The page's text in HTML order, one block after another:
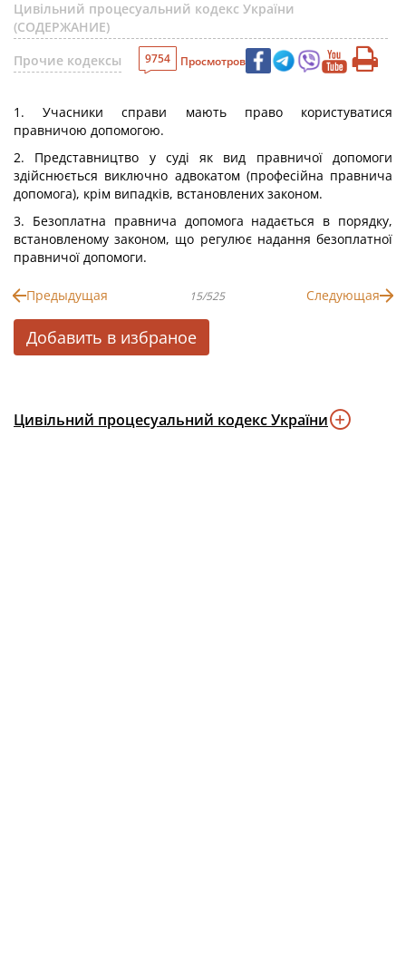
Цивільний процесуальний кодекс України
(СОДЕРЖАНИЕ)
Прочие кодексы
9754 Просмотров
1. Учасники справи мають право користуватися
правничою допомогою.
2. Представництво у суді як вид правничої допомоги
здійснюється виключно адвокатом (професійна правнича
допомога), крім випадків, встановлених законом.
3. Безоплатна правнича допомога надається в порядку,
встановленому законом, що регулює надання безоплатної
правничої допомоги.
Предыдущая 15/525 Следующая
Добавить в избраное
Цивільний процесуальний кодекс України